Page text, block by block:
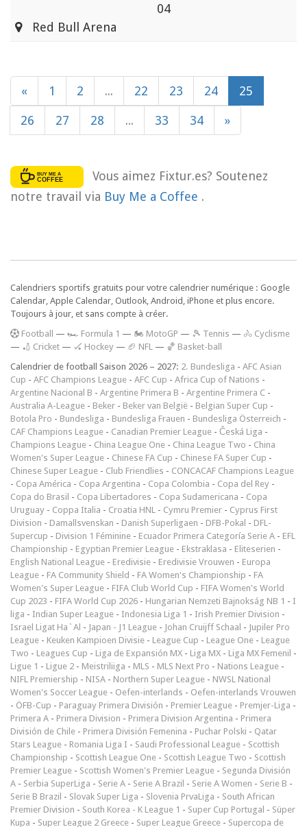
04
Red Bull Arena
« 1 2 ... 22 23 24 25
26 27 28 ... 33 34 »
Vous aimez Fixtur.es? Soutenez
notre travail via Buy Me a Coffee .
Calendriers sportifs gratuits pour votre calendrier numérique : Google
Calendar, Apple Calendar, Outlook, Android, iPhone et plus encore.
Toujours à jour, et sans compte à créer.
Football — 🏎️ Formula 1 — 🏍 MotoGP — 🎾 Tennis — 🚴 Cyclisme
— 🏏 Cricket — 🏑 Hockey — 🏈 NFL — 🏀 Basket-ball
Calendrier de football Saison 2026 – 2027: 2. Bundesliga - AFC Asian
Cup - AFC Champions League - AFC Cup - Africa Cup of Nations -
Argentine Nacional B - Argentine Primera B - Argentine Primera C -
Australia A-League - Beker - Beker van België - Belgian Super Cup -
Botola Pro - Bundesliga - Bundesliga Frauen - Bundesliga Österreich -
CAF Champions League - Canadian Premier League - Česká Liga -
Champions League - China League One - China League Two - China
Women's Super League - Chinese FA Cup - Chinese FA Super Cup -
Chinese Super League - Club Friendlies - CONCACAF Champions League
- Copa América - Copa Argentina - Copa Colombia - Copa del Rey -
Copa do Brasil - Copa Libertadores - Copa Sudamericana - Copa
Uruguay - Coppa Italia - Croatia HNL - Cymru Premier - Cyprus First
Division - Damallsvenskan - Danish Superligaen - DFB-Pokal - DFL-
Supercup - Division 1 Féminine - Ecuador Primera Categoría Serie A - EFL
Championship - Egyptian Premier League - Ekstraklasa - Eliteserien -
English National League - Eredivisie - Eredivisie Vrouwen - Europa
League - FA Community Shield - FA Women's Championship - FA
Women's Super League - FIFA Club World Cup - FIFA Women's World
Cup 2023 - FIFA World Cup 2026 - Hungarian Nemzeti Bajnokság NB 1 - I
liga - Indian Super League - Indonesia Liga 1 - Irish Premier Division -
Israel Ligat Ha`Al - Japan - J1 League - Johan Cruijff Schaal - Jupiler Pro
League - Keuken Kampioen Divisie - League Cup - League One - League
Two - Leagues Cup - Liga de Expansión MX - Liga MX - Liga MX Femenil -
Ligue 1 - Ligue 2 - Meistriliiga - MLS - MLS Next Pro - Nations League -
NIFL Premiership - NISA - Northern Super League - NWSL National
Women's Soccer League - Oefen-interlands - Oefen-interlands Vrouwen
- ÖFB-Cup - Paraguay Primera División - Premier League - Premjer-Liga -
Primera A - Primera Division - Primera Division Argentina - Primera
División de Chile - Primera División Femenina - Puchar Polski - Qatar
Stars League - Romania Liga I - Saudi Professional League - Scottish
Championship - Scottish League One - Scottish League Two - Scottish
Premier League - Scottish Women's Premier League - Segunda División
A - Serbia SuperLiga - Serie A - Serie A Brazil - Serie A Women - Serie B -
Serie B Brazil - Slovak Super Liga - Slovenia PrvaLiga - South African
Premier Division - South Korea - K League 1 - Super Cup Portugal - Süper
Kupa - Super League 2 Greece - Super League Greece - Supercopa de